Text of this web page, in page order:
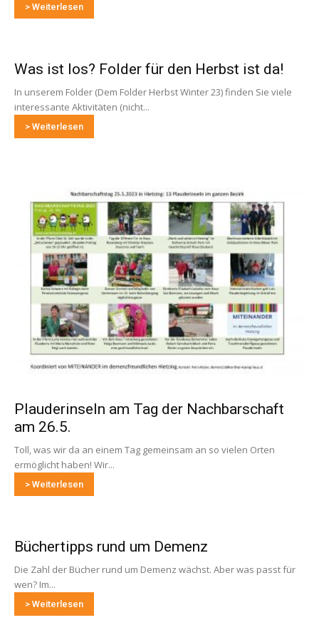
> Weiterlesen
Was ist los? Folder für den Herbst ist da!
In unserem Folder (Dem Folder Herbst Winter 23) finden Sie viele
interessante Aktivitäten (nicht...
> Weiterlesen
Plauderinseln am Tag der Nachbarschaft
am 26.5.
Toll, was wir da an einem Tag gemeinsam an so vielen Orten
ermöglicht haben! Wir...
> Weiterlesen
Büchertipps rund um Demenz
Die Zahl der Bücher rund um Demenz wächst. Aber was passt für
wen? Im...
> Weiterlesen